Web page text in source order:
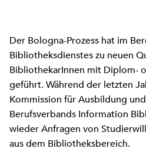
Der Bologna-Prozess hat im
Bibliotheksdienstes zu neuen
BibliothekarInnen mit Diplom-
geführt. Während der letzten
Kommission für Ausbildung
Berufsverbands Information
wieder Anfragen von
aus dem Bibliotheksbereich.